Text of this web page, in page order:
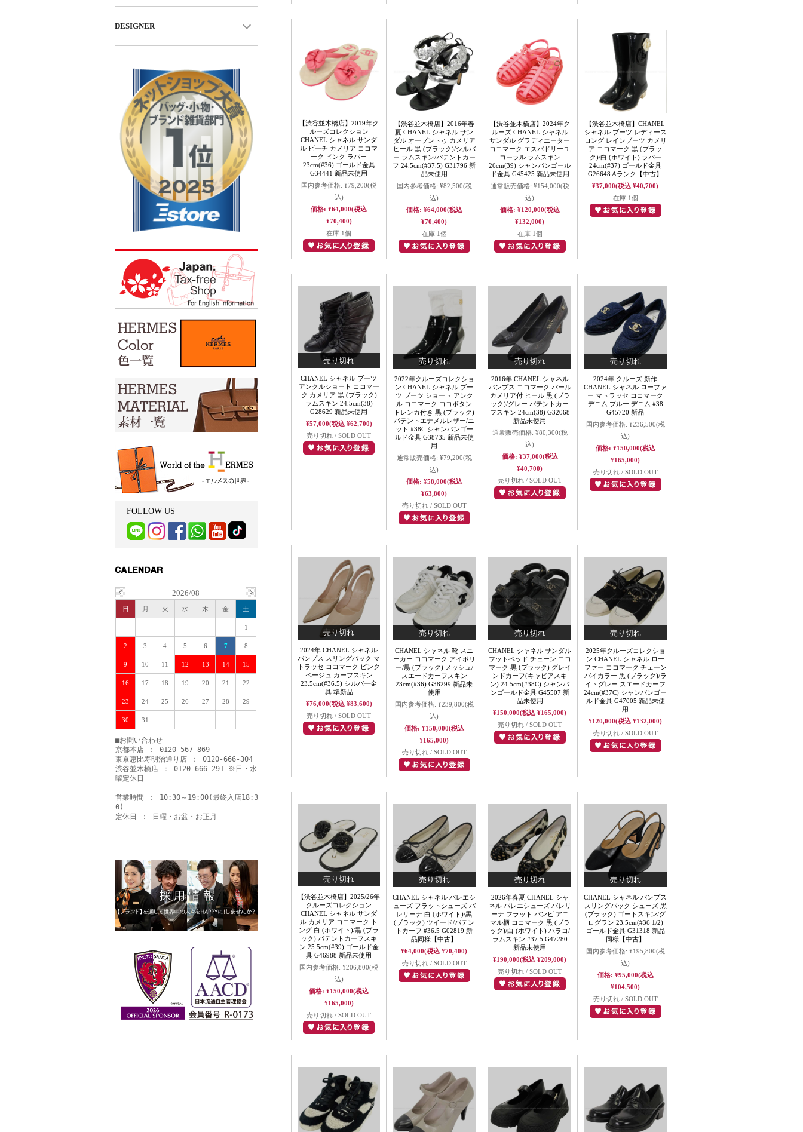
【渋谷並木橋店】2019年ク
ルーズコレクション
CHANEL シャネル サンダ
ル ビーチ カメリア ココマ
ーク ピンク ラバー
23cm(#36) ゴールド金具
G34441 新品未使用
国内参考価格: ¥79,200(税
込)
価格: ¥64,000(税込
¥70,400)
在庫 1個
【渋谷並木橋店】2016年春
夏 CHANEL シャネル サン
ダル オープントゥ カメリア
ヒール 黒 (ブラック)/シルバ
ー ラムスキン/パテントカー
フ 24.5cm(#37.5) G31796 新
品未使用
国内参考価格: ¥82,500(税
込)
価格: ¥64,000(税込
¥70,400)
在庫 1個
【渋谷並木橋店】2024年ク
ルーズ CHANEL シャネル
サンダル グラディエーター
ココマーク エスパドリーユ
コーラル ラムスキン
26cm(39) シャンパンゴール
ド金具 G45425 新品未使用
通常販売価格: ¥154,000(税
込)
価格: ¥120,000(税込
¥132,000)
在庫 1個
【渋谷並木橋店】CHANEL
シャネル ブーツ レディース
ロング レインブーツ カメリ
ア ココマーク 黒 (ブラッ
ク)/白 (ホワイト) ラバー
24cm(#37) ゴールド金具
G26648 Aランク【中古】
¥37,000(税込 ¥40,700)
在庫 1個
CHANEL シャネル ブーツ
アンクルショート ココマー
ク カメリア 黒 (ブラック)
ラムスキン 24.5cm(38)
G28629 新品未使用
¥57,000(税込 ¥62,700)
売り切れ / SOLD OUT
2022年クルーズコレクショ
ン CHANEL シャネル ブー
ツ ブーツ ショート アンク
ル ココマーク ココボタン
トレンカ付き 黒 (ブラック)
パテントエナメルレザー/ニ
ット #38C シャンパンゴー
ルド金具 G38735 新品未使
用
通常販売価格: ¥79,200(税
込)
価格: ¥58,000(税込
¥63,800)
売り切れ / SOLD OUT
2016年 CHANEL シャネル
パンプス ココマーク パール
カメリア付 ヒール 黒 (ブラ
ック)/グレー パテントカー
フスキン 24cm(38) G32068
新品未使用
通常販売価格: ¥80,300(税
込)
価格: ¥37,000(税込
¥40,700)
売り切れ / SOLD OUT
2024年 クルーズ 新作
CHANEL シャネル ローファ
ー マトラッセ ココマーク
デニム ブルー デニム #38
G45720 新品
国内参考価格: ¥236,500(税
込)
価格: ¥150,000(税込
¥165,000)
売り切れ / SOLD OUT
2024年 CHANEL シャネル
パンプス スリングバック マ
トラッセ ココマーク ピンク
ベージュ カーフスキン
23.5cm(#36.5) シルバー金
具 準新品
¥76,000(税込 ¥83,600)
売り切れ / SOLD OUT
CHANEL シャネル 靴 スニ
ーカー ココマーク アイボリ
ー/黒 (ブラック) メッシュ/
スエードカーフスキン
23cm(#36) G38299 新品未
使用
国内参考価格: ¥239,800(税
込)
価格: ¥150,000(税込
¥165,000)
売り切れ / SOLD OUT
CHANEL シャネル サンダル
フットベッド チェーン ココ
マーク 黒 (ブラック) グレイ
ンドカーフ(キャビアスキ
ン) 24.5cm(#38C) シャンパ
ンゴールド金具 G45507 新
品未使用
¥150,000(税込 ¥165,000)
売り切れ / SOLD OUT
2025年クルーズコレクショ
ン CHANEL シャネル ロー
ファー ココマーク チェーン
バイカラー 黒 (ブラック)/ラ
イトグレー スエードカーフ
24cm(#37C) シャンパンゴー
ルド金具 G47005 新品未使
用
¥120,000(税込 ¥132,000)
売り切れ / SOLD OUT
【渋谷並木橋店】2025/26年
クルーズコレクション
CHANEL シャネル サンダ
ル カメリア ココマーク ト
ング 白 (ホワイト)/黒 (ブラ
ック) パテントカーフスキ
ン 25.5cm(#39) ゴールド金
具 G46988 新品未使用
国内参考価格: ¥206,800(税
込)
価格: ¥150,000(税込
¥165,000)
売り切れ / SOLD OUT
CHANEL シャネル バレエシ
ューズ フラットシューズ バ
レリーナ 白 (ホワイト)/黒
(ブラック) ツイード/パテン
トカーフ #36.5 G02819 新
品同様【中古】
¥64,000(税込 ¥70,400)
売り切れ / SOLD OUT
2026年春夏 CHANEL シャ
ネル バレエシューズ バレリ
ーナ フラット バンビ アニ
マル柄 ココマーク 黒 (ブラ
ック)/白 (ホワイト) ハラコ/
ラムスキン #37.5 G47280
新品未使用
¥190,000(税込 ¥209,000)
売り切れ / SOLD OUT
CHANEL シャネル パンプス
スリングバック シューズ 黒
(ブラック) ゴートスキン/グ
ログラン 23.5cm(#36 1/2)
ゴールド金具 G31318 新品
同様【中古】
国内参考価格: ¥195,800(税
込)
価格: ¥95,000(税込
¥104,500)
売り切れ / SOLD OUT
DESIGNER
FOLLOW US
2026/08
日 月 火 水 木 金 土
1
2 3 4 5 6 7 8
9 10 11 12 13 14 15
16 17 18 19 20 21 22
23 24 25 26 27 28 29
30 31
■お問い合わせ
京都本店 ： 0120-567-869
東京恵比寿明治通り店 ： 0120-666-304
渋谷並木橋店 ： 0120-666-291 ※日・水
曜定休日
営業時間 ： 10:30～19:00(最終入店18:3
0)
定休日 ： 日曜・お盆・お正月